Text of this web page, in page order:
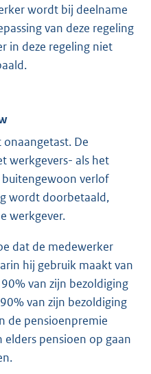
wordt bij deelname
van deze regeling
in deze regeling niet
De
werkgevers- als het
verlof
wordt doorbetaald,
werkgever.
dat de medewerker
hij gebruik maakt van
van zijn bezoldiging
van zijn bezoldiging
de pensioenpremie
elders pensioen op gaan